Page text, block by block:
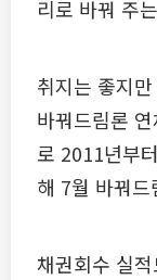
리로 바꿔 주
취지는 좋지
바꿔드림론
로 2011년부
해 7월 바꿔
채권회수 실